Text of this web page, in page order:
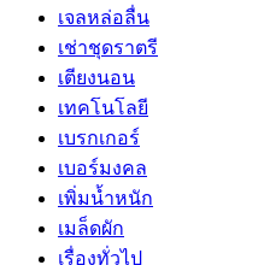
เจลหล่อลื่น
เช่าชุดราตรี
เตียงนอน
เทคโนโลยี
เบรกเกอร์
เบอร์มงคล
เพิ่มน้ำหนัก
เมล็ดผัก
เรื่องทั่วไป